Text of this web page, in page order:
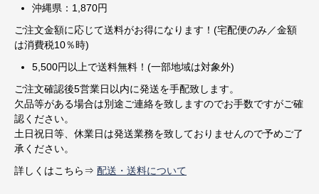
沖縄県：1,870円
ご注文金額に応じて送料がお得になります！(宅配便のみ／金額
は消費税10％時)
5,500円以上で送料無料！(一部地域は対象外)
ご注文確認後5営業日以内に発送を手配致します。
欠品等がある場合は別途ご連絡を致しますのでお手数ですがご確
認ください。
土日祝日等、休業日は発送業務を致しておりませんので予めご了
承ください。
詳しくはこちら⇒ 配送・送料について